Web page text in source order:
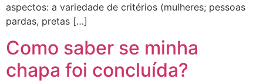
aspectos: a variedade de critérios (mulheres; pessoas
pardas, pretas […]
Como saber se minha
chapa foi concluída?